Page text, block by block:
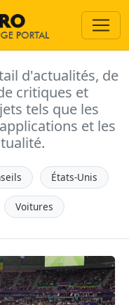
d'actualités, de
critiques et
tels que les
et les
États-Unis
Voitures